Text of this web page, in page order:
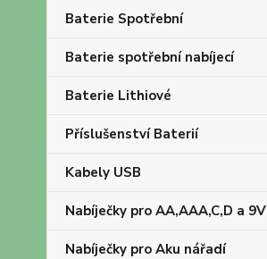
Baterie Spotřební
Baterie spotřební nabíjecí
Baterie Lithiové
Příslušenství Baterií
Kabely USB
Nabíječky pro AA,AAA,C,D a 9V
Nabíječky pro Aku nářadí